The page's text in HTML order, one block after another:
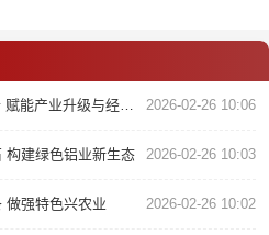
杨轶晖委员：深化“消费+”融合 赋能产业升级与经济增长 2026-02-26 10:06
构建绿色铝业新生态 2026-02-26 10:03
做强特色兴农业 2026-02-26 10:02